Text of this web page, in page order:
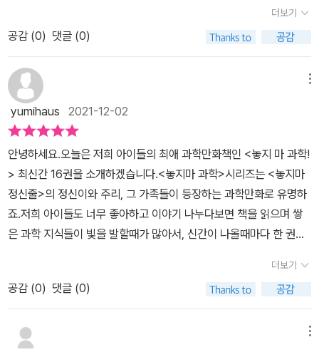
4학년 2학기_5.혼합물의 분리5학년 2학기_3.날씨와 우리 생활6학
년 1학기_4.식물의 구조와 기능6학년 1학기_5.빛과 렌즈 [위 리뷰는
도서를 제공받아 읽고, 솔직하게 작성하였습니다]#위즈덤하우스 고
맙습니다. #놓지마과학
떨어지자숯을 이용한 간이 정수기도 만들어내고참가자들은 함께 힘
을 모아 고군분투하게 돼요하지만 이런 상황에서도 희한한 일들이 연
이 난 만화가 팀들은결국 기권을 하게 되고출판사 팀 ( 위즈담하우스
ㅋㅋㅋㅋ 진짜 한참웃었네요 ㅋㅋ )들도만화가들을 데리고 캠핑장을
이탈하게 돼요이런 곳에 도무지 열릴리 없는 희한한 열매자세히 보니
무언가로 붙인 흔적이 보이는데도대체 누가 그런 걸까요나름 유명 연
예인이지만 캠핑장에 와서자꾸 헛다리만 짚는 인션은본인이 활약할
기회를 잡으려다 오히여 문제만 일으키고물이 불어나 오도가도 못하
게 된 참가자들 앞에수상한 괴물 그림자까지 나타납니다도대체 이 캠
핑장엔 어떤 일이..태풍이 그치고 앨리스의 경호원들과 안젤리카의
등장으로본격적인 정신이의 범인 찾기가 이어지는데요과연 범인은
미있었지만이번 캠핑장의 사건은 그보다 훨씬 더 재미있었던 것 같아
요게다가 요즘 워낙 캠핑이나 아웃도어를 즐기는 사람들이 많아서특
히 더 열중하고 읽을 아이들도 많을 것 같은데요엄마인 저도 재미나
게 읽은 놓지마 과학다음 권도 기대되네요 ㅋ
소개해 봐요 ^^​놓지마 과학은 초등학교 과학교과서의 내용과 최신 과
학과정을 포함한 학습정보가 가득한 학습만화인데, 캐릭터 정신이도
넘 귀엽다고 생각해 왔었어요​아이들이 좋아할 만한 카드 구성이나 퀴
즈 등이 함께 있어 재미를 더하고 또 더한 책!​​놓지마 과학이 100만 부
를 돌파했다고 하네요 (그 팬들 중에 한 명이 저희 집 결이에요 ㅎ)서
점 가도 항상 베스트셀러 코너에 떡하니 자리잡고 있다죠! ​이번 책
은 CSI 과학수사대를 방불케 하는 증거 찾기! 라고 해서 더 기대가 되
더라구요. ​​목차를 휘리릭! 봤어요. 캠핑장에서 벌어지는 여러 가지 사
건과 현상을 가지고 과학과 연계시켜서 설명해 놓았는데요 요새는 캠
핑 다니는 가족들이 정말 많잖아요 그래서 캠핑 좋아하는 아이들이라
면더욱 재밌게 읽을 것 같기도 해요.​해시태그로 주요 키워드들이 나
와있었는데요 태풍, 자석, 나침반 혼합과 분리, 날씨, 독, 암모니아, 마
찰열, 빛, 멸종위기종, 나이테 등 다양한 이야기들이 등장하네요!스토
리라인이 함께 있는 과학책이라 아이가 자연스럽게 과학에 흥미를 갖
자고 저녁에 일어나 밤새도록 게임을 하는 캐릭터라고 하네요 ㅋㅋ정
더보기
공감 (0) 댓글 (0)
yumihaus 2021-12-02
안녕하세요.​오늘은 저희 아이들의 최애 과학만화책인 <놓지 마 과학!
> 최신간 16권을 소개하겠습니다.<놓지마 과학>시리즈는 <놓지마
정신줄>의 정신이와 주리, 그 가족들이 등장하는 과학만화로 유명하
죠.저희 아이들도 너무 좋아하고 이야기 나누다보면 책을 읽으며 쌓
은 과학 지식들이 빛을 발할때가 많아서, 신간이 나올때마다 한 권씩
마 과학>은 지난 15권부터는 전체적인 컨셉이 살짝 바뀌었는데요.정
신이가 탐정이 되어 여러가지 위기 상황을 헤쳐가는 이야기를 통해
과학의 요모조모를 배울 수 있어서, 더욱 흥미진진하게 과학을 배울
더보기
공감 (0) 댓글 (0)